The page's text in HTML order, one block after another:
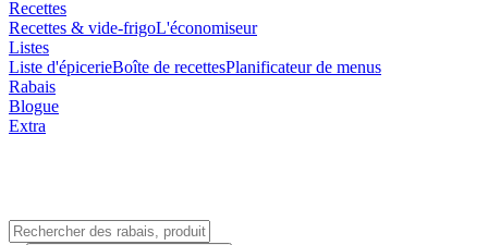
Recettes
Recettes & vide-frigoL'économiseur
Listes
Liste d'épicerieBoîte de recettesPlanificateur de menus
Rabais
Blogue
Extra